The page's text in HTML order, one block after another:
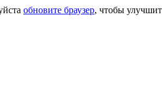
обновите браузер, чтобы